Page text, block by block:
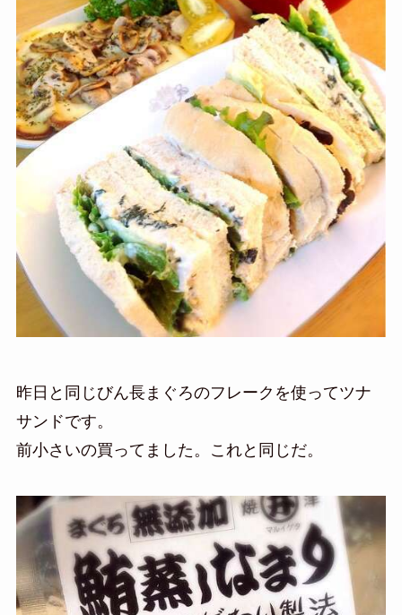
昨日と同じびん長まぐろのフレークを使ってツナ
サンドです。
前小さいの買ってました。これと同じだ。